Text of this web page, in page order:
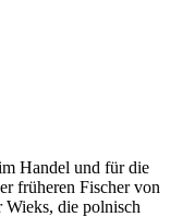
Handel und für die
früheren Fischer von
Wieks, die polnisch